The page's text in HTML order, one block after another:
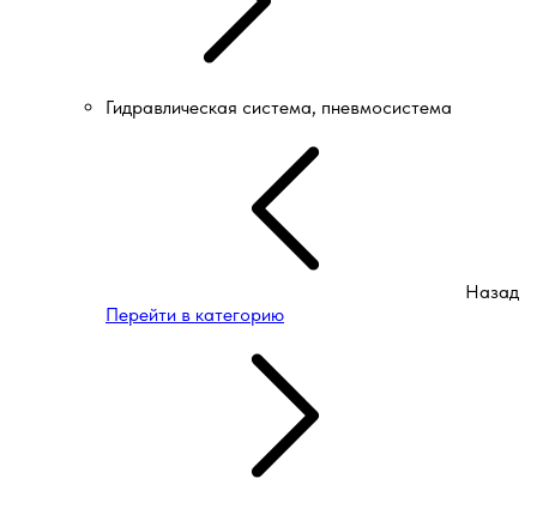
Гидравлическая система, пневмосистема
Назад
Перейти в категорию